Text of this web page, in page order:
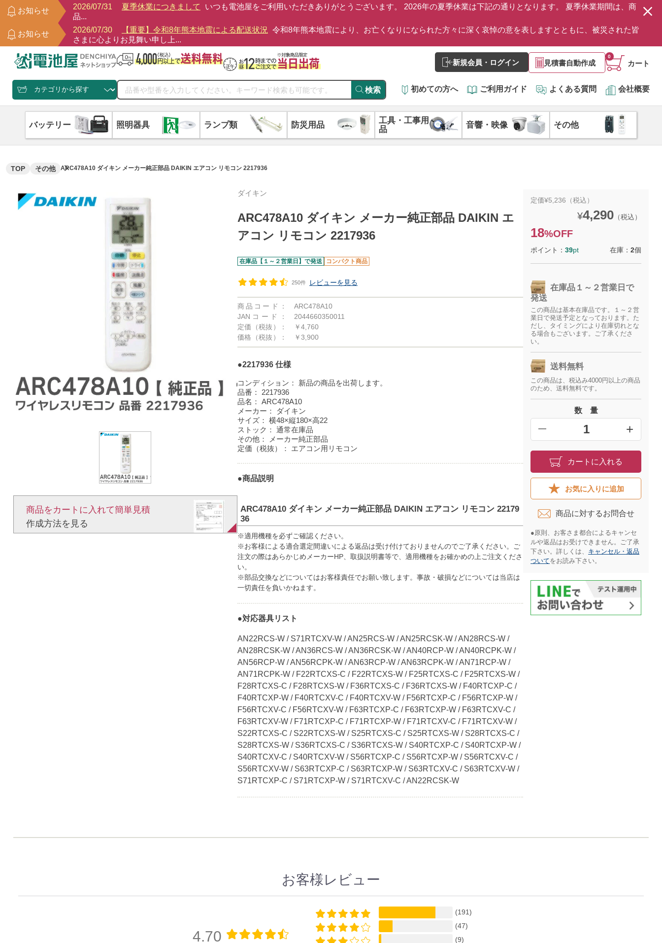
お知らせ
2026/07/31 夏季休業につきまして
いつも電池屋をご利用いただきありがとうございます。 2026年の夏季休業は下記の通りとなります。 夏季休業期間は、商
品...
お知らせ
2026/07/30 【重要】令和8年熊本地震による配送状況 令和8年熊本地震により、お亡くなりになられた方々に深く哀悼の意を表しますとともに、被災された皆
さまに心よりお見舞い申し上...
新規会員・ログイン 見積書自動作成 カート
0
検索 初めての方へ ご利用ガイド よくある質問 会社概要
バッテリー 照明器具 ランプ類 防災用品
工具・工事用
品
音響・映像 その他
TOP その他 ARC478A10 ダイキン メーカー純正部品 DAIKIN エアコン リモコン 2217936
商品をカートに入れて簡単見積​
作成方法を見る​​
ダイキン
ARC478A10 ダイキン メーカー純正部品 DAIKIN エ
アコン リモコン 2217936
在庫品【１～２営業日】で発送 コンパクト商品
250件 レビューを見る
商品コード：
ARC478A10
JANコード：
2044660350011
定価（税抜）：
￥4,760
価格（税抜）：
￥3,900
●2217936 仕様
コンディション：
新品の商品を出荷します。
品番：
2217936
品名： ARC478A10
メーカー：
ダイキン
サイズ： 横48×縦180×高22
ストック： 通常在庫品
その他：
メーカー純正部品
定価（税抜）：
エアコン用リモコン
●商品説明
ARC478A10 ダイキン メーカー純正部品 DAIKIN エアコン リモコン 22179
36
※適用機種を必ずご確認ください。
※お客様による適合選定間違いによる返品は受け付けておりませんのでご了承ください。ご
注文の際はあらかじめメーカーHP、取扱説明書等で、適用機種をお確かめの上ご注文くださ
い。
※部品交換などについてはお客様責任でお願い致します。事故・破損などについては当店は
一切責任を負いかねます。
●対応器具リスト
AN22RCS-W / S71RTCXV-W / AN25RCS-W / AN25RCSK-W / AN28RCS-W /
AN28RCSK-W / AN36RCS-W / AN36RCSK-W / AN40RCP-W / AN40RCPK-W /
AN56RCP-W / AN56RCPK-W / AN63RCP-W / AN63RCPK-W / AN71RCP-W /
AN71RCPK-W / F22RTCXS-C / F22RTCXS-W / F25RTCXS-C / F25RTCXS-W /
F28RTCXS-C / F28RTCXS-W / F36RTCXS-C / F36RTCXS-W / F40RTCXP-C /
F40RTCXP-W / F40RTCXV-C / F40RTCXV-W / F56RTCXP-C / F56RTCXP-W /
F56RTCXV-C / F56RTCXV-W / F63RTCXP-C / F63RTCXP-W / F63RTCXV-C /
F63RTCXV-W / F71RTCXP-C / F71RTCXP-W / F71RTCXV-C / F71RTCXV-W /
S22RTCXS-C / S22RTCXS-W / S25RTCXS-C / S25RTCXS-W / S28RTCXS-C /
S28RTCXS-W / S36RTCXS-C / S36RTCXS-W / S40RTCXP-C / S40RTCXP-W /
S40RTCXV-C / S40RTCXV-W / S56RTCXP-C / S56RTCXP-W / S56RTCXV-C /
S56RTCXV-W / S63RTCXP-C / S63RTCXP-W / S63RTCXV-C / S63RTCXV-W /
S71RTCXP-C / S71RTCXP-W / S71RTCXV-C / AN22RCSK-W
定価¥5,236（税込）
¥4,290 （税込）
18%OFF
ポイント：39pt 在庫：2個
在庫品１～２営業日で
発送
この商品は基本在庫品です。１～２営
業日で発送予定となっております。た
だし、タイミングにより在庫切れとな
る場合もございます。ご了承くださ
い。
送料無料
この商品は、税込み4000円以上の商品
のため、送料無料です。
数 量
━ +
カートに入れる
お気に入りに追加
商品に対するお問合せ​
●原則、お客さま都合によるキャンセ
ルや返品はお受けできません。ご了承
下さい。詳しくは、 キャンセル・返品
ついてをお読み下さい。​
お客様レビュー
4.70
(191)
(47)
(9)